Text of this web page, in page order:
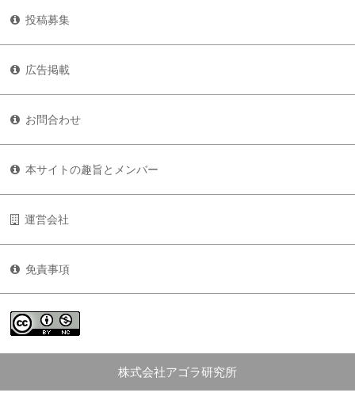
投稿募集
広告掲載
お問合わせ
本サイトの趣旨とメンバー
運営会社
免責事項
株式会社アゴラ研究所